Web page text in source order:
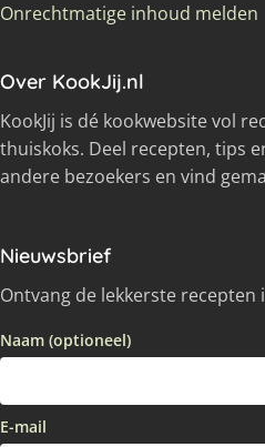
Onrechtmatige inhoud melden
Over KookJij.nl
KookJij is dé kookwebsite vol
thuiskoks. Deel recepten, tips
andere bezoekers en vind
Nieuwsbrief
Ontvang de lekkerste recepten
Naam (optioneel)
E-mail